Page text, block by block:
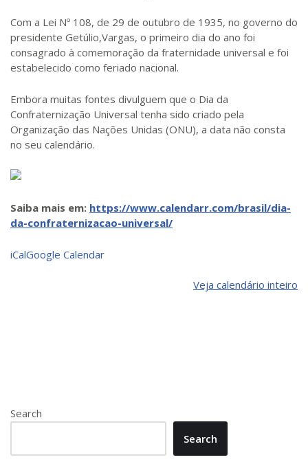
Com a Lei Nº 108, de 29 de outubro de 1935, no governo do
presidente Getúlio,Vargas, o primeiro dia do ano foi
consagrado à comemoração da fraternidade universal e foi
estabelecido como feriado nacional.
Embora muitas fontes divulguem que o Dia da
Confraternização Universal tenha sido criado pela
Organização das Nações Unidas (ONU), a data não consta
no seu calendário.
Saiba mais em: https://www.calendarr.com/brasil/dia-
da-confraternizacao-universal/
iCalGoogle Calendar
Veja calendário inteiro
Search
Search